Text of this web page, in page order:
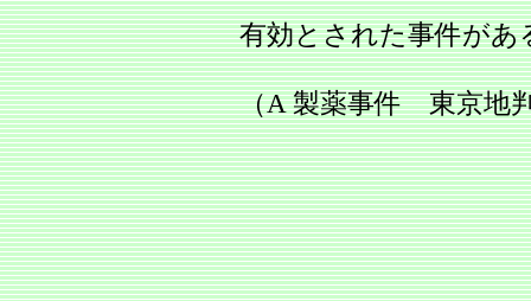
有効とされた事件があ
（A 製薬事件 東京地